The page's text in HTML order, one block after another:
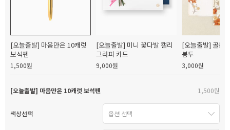
[오늘출발] 마음만은 10캐럿
보석펜
1,500원
[오늘출발] 미니 꽃다발 캘리
그라피 카드
9,000원
[오늘출발] 골든
봉투
3,000원
[오늘출발] 마음만은 10캐럿 보석펜 1,500원
색상선택